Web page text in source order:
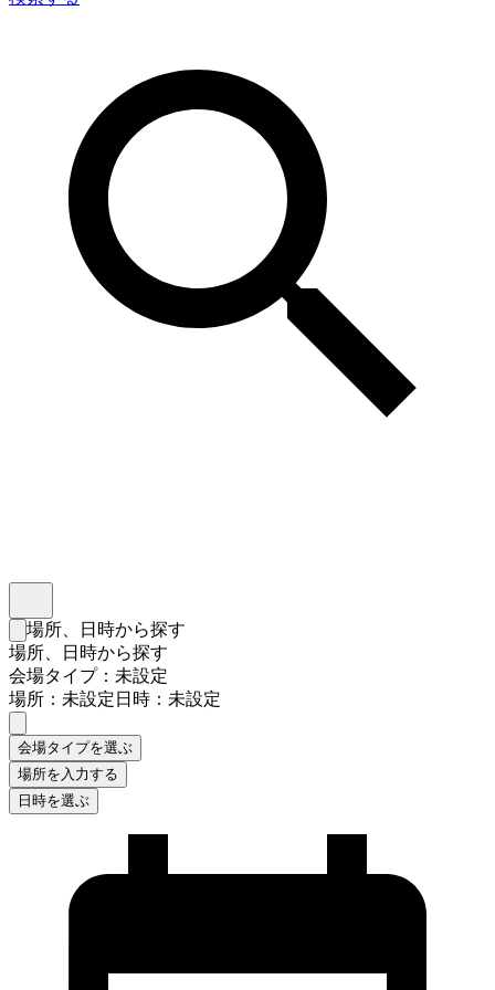
検索フォームを閉じる
場所、日時から探す
場所、日時から探す
会場タイプ：未設定
場所：未設定日時：未設定
会場タイプを選ぶ
場所を入力する
日時を選ぶ